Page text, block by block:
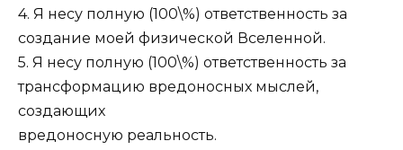
4. Я несу полную (100\%) ответственность за
создание моей физической Вселенной.
5. Я несу полную (100\%) ответственность за
трансформацию вредоносных мыслей,
создающих
вредоносную реальность.